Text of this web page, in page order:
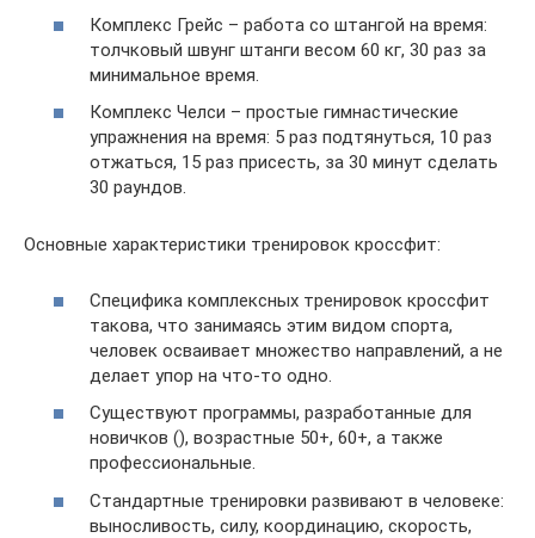
Комплекс Грейс – работа со штангой на время:
толчковый швунг штанги весом 60 кг, 30 раз за
минимальное время.
Комплекс Челси – простые гимнастические
упражнения на время: 5 раз подтянуться, 10 раз
отжаться, 15 раз присесть, за 30 минут сделать
30 раундов.
Основные характеристики тренировок кроссфит:
Специфика комплексных тренировок кроссфит
такова, что занимаясь этим видом спорта,
человек осваивает множество направлений, а не
делает упор на что-то одно.
Существуют программы, разработанные для
новичков (), возрастные 50+, 60+, а также
профессиональные.
Стандартные тренировки развивают в человеке:
выносливость, силу, координацию, скорость,